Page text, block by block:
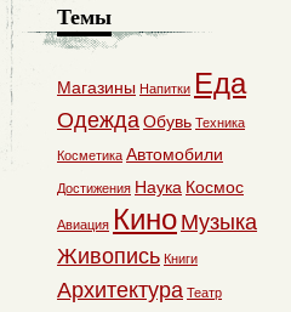
Темы
Магазины Напитки Еда
ОдеждаОбувь Техника
Косметика Автомобили
Достижения Наука Космос
Авиация Кино Музыка
Живопись Книги
Архитектура Театр